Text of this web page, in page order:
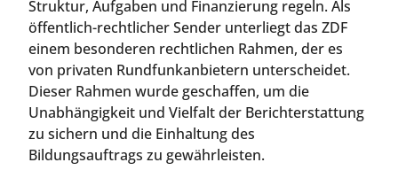
Struktur, Aufgaben und Finanzierung regeln. Als
öffentlich-rechtlicher Sender unterliegt das ZDF
einem besonderen rechtlichen Rahmen, der es
von privaten Rundfunkanbietern unterscheidet.
Dieser Rahmen wurde geschaffen, um die
Unabhängigkeit und Vielfalt der Berichterstattung
zu sichern und die Einhaltung des
Bildungsauftrags zu gewährleisten.